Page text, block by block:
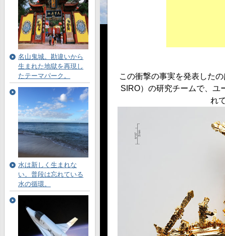
この衝撃の事実を発表した
SIRO）の研究チームで、ユ
れ
名山鬼城。勘違いから
生まれた地獄を再現し
たテーマパーク。
水は新しく生まれな
い。普段は忘れている
水の循環。